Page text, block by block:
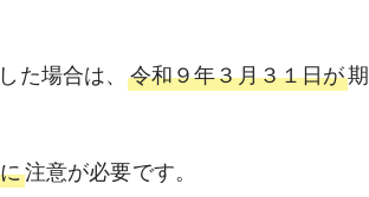
場合は、 令和９年３月３１日が期
注意が必要です。